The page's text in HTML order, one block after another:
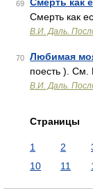
69
Смерть как
В.И. Даль.
70 Любимая
поесть ).
В.И. Даль.
Страницы
1 2
10
11